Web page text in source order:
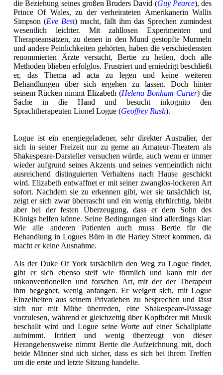
die Beziehung seines großen Bruders David (Guy Pearce), des
Prince Of Wales, zu der verheirateten Amerikanerin Wallis
Simpson (Eve Best) macht, fällt ihm das Sprechen zumindest
wesentlich leichter. Mit zahllosen Experimenten und
Therapieansätzen, zu denen in den Mund gestopfte Murmeln
und andere Peinlichkeiten gehörten, haben die verschiedensten
renommierten Ärzte versucht, Bertie zu heilen, doch alle
Methoden blieben erfolglos. Frustriert und erniedrigt beschließt
er, das Thema ad acta zu legen und keine weiteren
Behandlungen über sich ergehen zu lassen. Doch hinter
seinem Rücken nimmt Elizabeth (Helena Bonham Carter) die
Sache in die Hand und besucht inkognito den
Sprachtherapeuten Lionel Logue (Geoffrey Rush).
Logue ist ein energiegeladener, sehr direkter Australier, der
sich in seiner Freizeit nur zu gerne an Amateur-Theatern als
Shakespeare-Darsteller versuchen würde, auch wenn er immer
wieder aufgrund seines Akzents und seines vermeintlich nicht
ausreichend distinguierten Verhaltens nach Hause geschickt
wird. Elizabeth entwaffnet er mit seiner zwanglos-lockeren Art
sofort. Nachdem sie zu erkennen gibt, wer sie tatsächlich ist,
zeigt er sich zwar überrascht und ein wenig ehrfürchtig, bleibt
aber bei der festen Überzeugung, dass er dem Sohn des
Königs helfen könne. Seine Bedingungen sind allerdings klar:
Wie alle anderen Patienten auch muss Bertie für die
Behandlung in Logues Büro in die Harley Street kommen, da
macht er keine Ausnahme.
Als der Duke Of York tatsächlich den Weg zu Logue findet,
gibt er sich ebenso steif wie förmlich und kann mit der
unkonventionellen und forschen Art, mit der der Therapeut
ihm begegnet, wenig anfangen. Er weigert sich, mit Logue
Einzelheiten aus seinem Privatleben zu besprechen und lässt
sich nur mit Mühe überreden, eine Shakespeare-Passage
vorzulesen, während er gleichzeitig über Kopfhörer mit Musik
beschallt wird und Logue seine Worte auf einer Schallplatte
aufnimmt. Irritiert und wenig überzeugt von dieser
Herangehensweise nimmt Bertie die Aufzeichnung mit, doch
beide Männer sind sich sicher, dass es sich bei ihrem Treffen
um die erste und letzte Sitzung handelte.